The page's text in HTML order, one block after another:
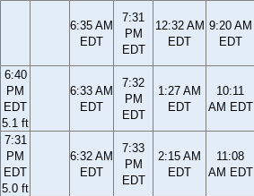
6:35 AM
EDT
7:31
PM
EDT
12:32 AM
EDT
9:20 AM
EDT
6:40
PM
EDT
5.1 ft
6:33 AM
EDT
7:32
PM
EDT
1:27 AM
EDT
10:11
AM EDT
7:31
PM
EDT
5.0 ft
6:32 AM
EDT
7:33
PM
EDT
2:15 AM
EDT
11:08
AM EDT